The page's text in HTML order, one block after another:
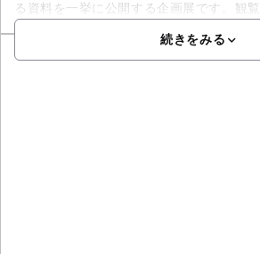
る資料を一挙に公開する企画展です。観覧
続きをみる